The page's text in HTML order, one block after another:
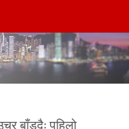
अनलाईन
com
बाँड्दैः पहिलो